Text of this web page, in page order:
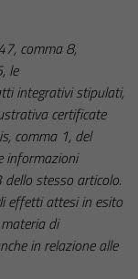
comma 8,
le
integrativi stipulati,
certificate
comma 1, del
informazioni
stesso articolo.
effetti attesi in esito
di
in relazione alle